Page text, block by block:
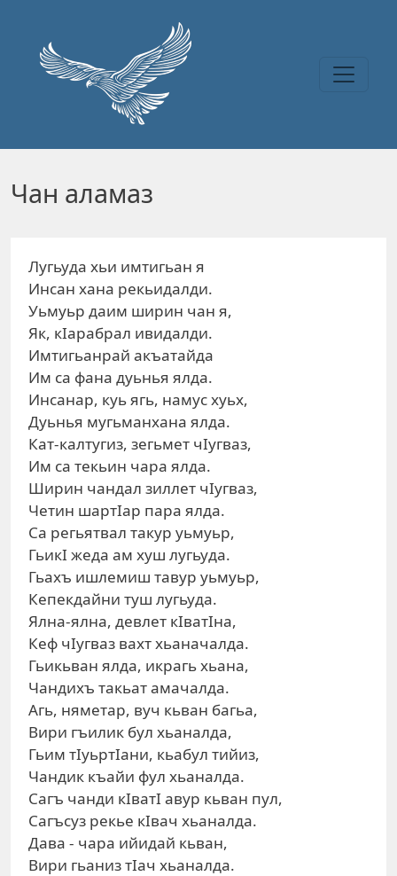
Чан аламаз
Лугьуда хьи имтигьан я
Инсан хана рекьидалди.
Уьмуьр даим ширин чан я,
Як, кIарабрал ивидалди.
Имтигьанрай акъатайда
Им са фана дуьнья ялда.
Инсанар, куь ягь, намус хуьх,
Дуьнья мугьманхана ялда.
Кат-калтугиз, зегьмет чIугваз,
Им са текьин чара ялда.
Ширин чандал зиллет чIугваз,
Четин шартIар пара ялда.
Са регьятвал такур уьмуьр,
ГьикI жеда ам хуш лугьуда.
Гьахъ ишлемиш тавур уьмуьр,
Кепекдайни туш лугьуда.
Ялна-ялна, девлет кIватIна,
Кеф чIугваз вахт хьаначалда.
Гьикьван ялда, икрагь хьана,
Чандихъ такьат амачалда.
Агь, няметар, вуч кьван багьа,
Вири гъилик бул хьаналда,
Гьим тIуьртIани, кьабул тийиз,
Чандик къайи фул хьаналда.
Сагъ чанди кIватI авур кьван пул,
Сагъсуз рекье кIвач хьаналда.
Дава - чара ийидай кьван,
Вири гьаниз тIач хьаналда.